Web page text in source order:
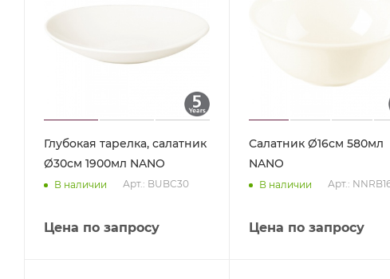
Глубокая тарелка, салатник
Ø30см 1900мл NANO
В наличии Арт.: BUBC30
Цена по запросу
Салатник Ø16см 580мл
NANO
В наличии Арт.:
Цена по запросу